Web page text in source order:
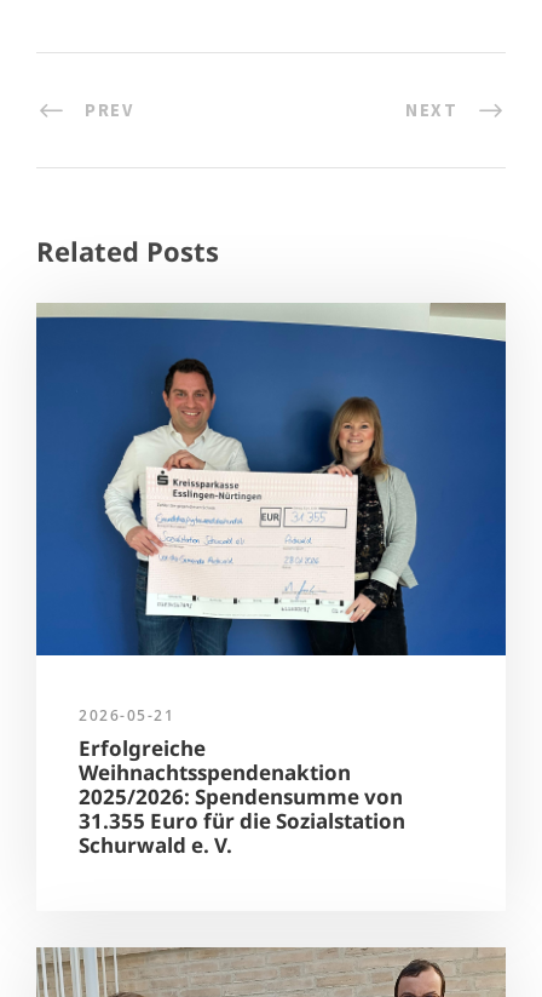
PREV NEXT
Related Posts
2026-05-21
Erfolgreiche
Weihnachtsspendenaktion
2025/2026: Spendensumme von
31.355 Euro für die Sozialstation
Schurwald e. V.